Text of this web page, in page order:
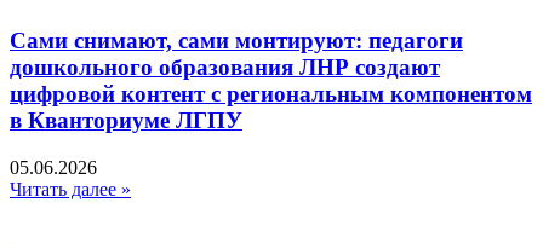
Сами снимают, сами монтируют: педагоги
дошкольного образования ЛНР создают
цифровой контент с региональным компонентом
в Кванториуме ЛГПУ​
05.06.2026
Читать далее »